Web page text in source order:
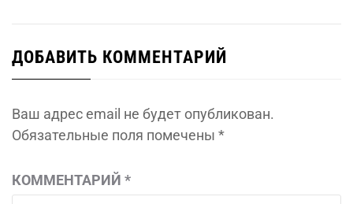
ДОБАВИТЬ КОММЕНТАРИЙ
Ваш адрес email не будет опубликован.
Обязательные поля помечены *
КОММЕНТАРИЙ *